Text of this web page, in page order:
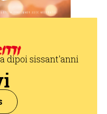
dipoi sissant'anni